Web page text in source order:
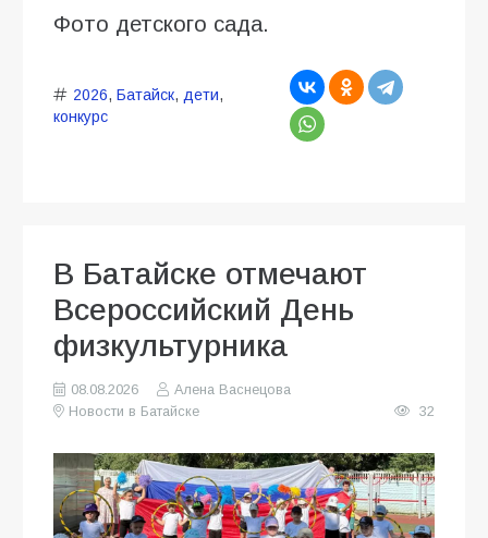
Фото детского сада.
2026, Батайск, дети,
конкурс
В Батайске отмечают
Всероссийский День
физкультурника
08.08.2026
Алена Васнецова
Новости в Батайске
32